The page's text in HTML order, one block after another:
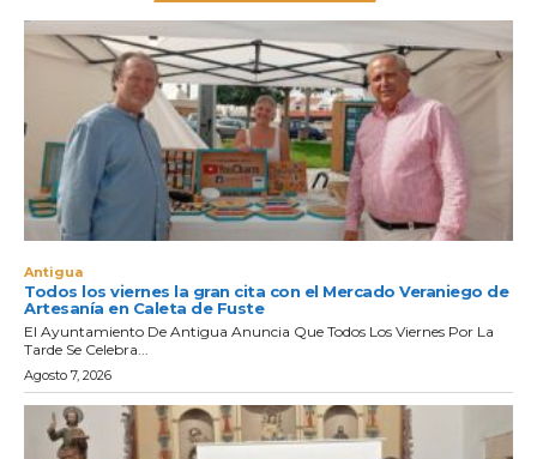
Antigua
Todos los viernes la gran cita con el Mercado Veraniego de
Artesanía en Caleta de Fuste
El Ayuntamiento De Antigua Anuncia Que Todos Los Viernes Por La
Tarde Se Celebra...
Agosto 7, 2026